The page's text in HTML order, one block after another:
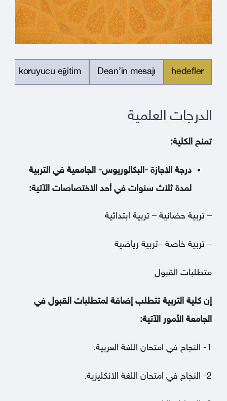
hedefler
Dean’in mesajı
koruyucu eğitim
الدرجات العلمية
تمنح الكلية:
درجة الاجازة -البكالوريوس- الجامعية في التربية
لمدة ثلاث سنوات في أحد الاختصاصات الآتية:
– تربية حضانية – تربية ابتدائية
– تربية خاصة –تربية رياضية
متطلبات القبول
إن كلية التربية تتطلب إضافة لمتطلبات القبول في
الجامعة الأمور الآتية:
1- النجاح في امتحان اللغة العربية.
2- النجاح في امتحان اللغة الانكليزية.